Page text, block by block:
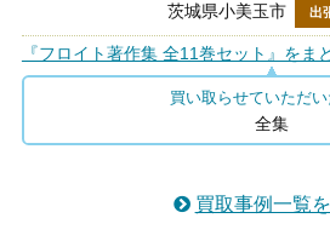
茨城県小美玉市 出
『フロイト著作集 全11巻セット』をま
買い取らせていただ
全集
買取事例一覧